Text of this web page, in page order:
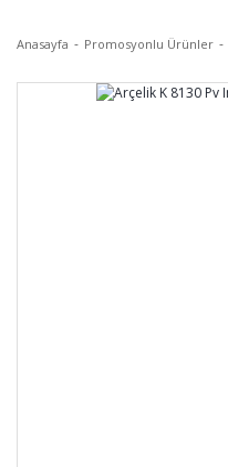
Anasayfa Promosyonlu Ürünler